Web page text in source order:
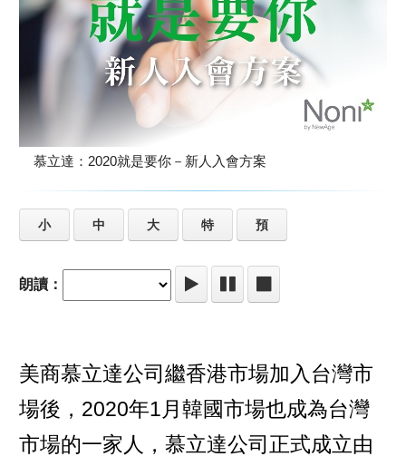
慕立達：2020就是要你－新人入會方案
小 中 大 特 預
朗讀：
美商慕立達公司繼香港市場加入台灣市
場後，2020年1月韓國市場也成為台灣
市場的一家人，慕立達公司正式成立由